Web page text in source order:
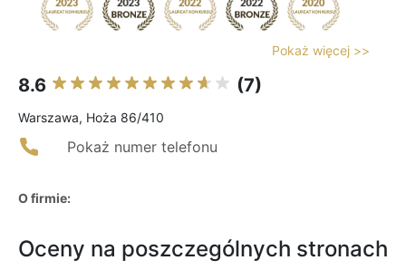
Pokaż więcej >>
8.6 (7)
Warszawa, Hoża 86/410
Pokaż numer telefonu
O firmie:
Oceny na poszczególnych stronach